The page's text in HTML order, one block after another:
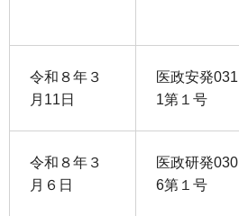
令和８年３
月11日
医政安発031
1第１号
令和８年３
月６日
医政研発030
6第１号